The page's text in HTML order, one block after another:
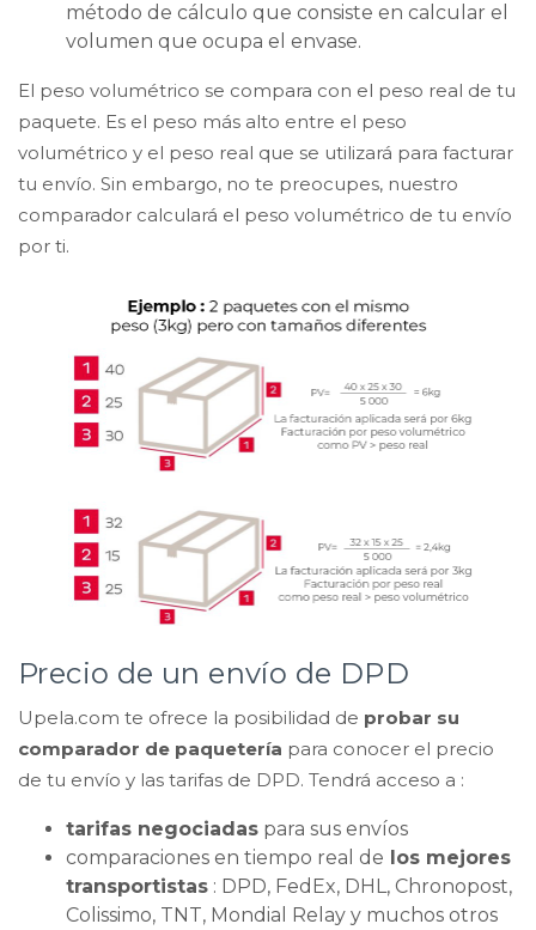
método de cálculo que consiste en calcular el
volumen que ocupa el envase.
El peso volumétrico se compara con el peso real de tu
paquete. Es el peso más alto entre el peso
volumétrico y el peso real que se utilizará para facturar
tu envío. Sin embargo, no te preocupes, nuestro
comparador calculará el peso volumétrico de tu envío
por ti.
Precio de un envío de DPD
Upela.com te ofrece la posibilidad de probar su
comparador de paquetería para conocer el precio
de tu envío y las tarifas de DPD. Tendrá acceso a :
tarifas negociadas para sus envíos
comparaciones en tiempo real de los mejores
transportistas : DPD, FedEx, DHL, Chronopost,
Colissimo, TNT, Mondial Relay y muchos otros